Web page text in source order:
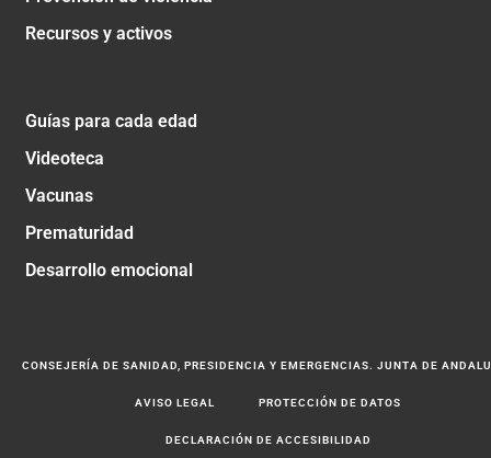
Recursos y activos
Guías para cada edad
Videoteca
Vacunas
Prematuridad
Desarrollo emocional
CONSEJERÍA DE SANIDAD, PRESIDENCIA Y EMERGENCIAS. JUNTA DE
AVISO LEGAL PROTECCIÓN DE DATOS
DECLARACIÓN DE ACCESIBILIDAD